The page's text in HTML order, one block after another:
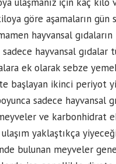
göre aşamaların gün
hayvansal
hayvansal gıdalar
ek olarak sebze
başlayan ikinci periyot
sadece hayvansal
ve karbonhidrat
yaklaştıkça
bulunan meyveler